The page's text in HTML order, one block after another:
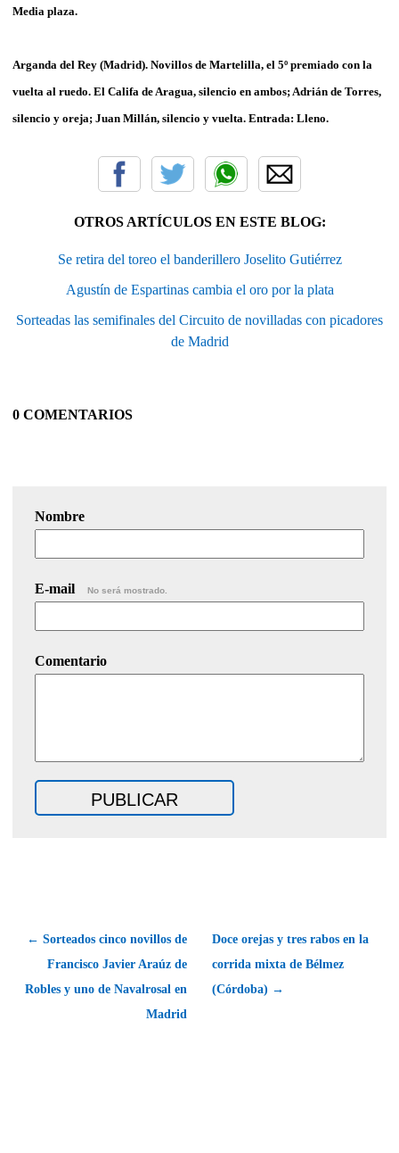
Media plaza.
Arganda del Rey (Madrid). Novillos de Martelilla, el 5º premiado con la
vuelta al ruedo. El Califa de Aragua, silencio en ambos; Adrián de Torres,
silencio y oreja; Juan Millán, silencio y vuelta. Entrada: Lleno.
OTROS ARTÍCULOS EN ESTE BLOG:
Se retira del toreo el banderillero Joselito Gutiérrez
Agustín de Espartinas cambia el oro por la plata
Sorteadas las semifinales del Circuito de novilladas con picadores
de Madrid
0 COMENTARIOS
Nombre
E-mail No será mostrado.
Comentario
← Sorteados cinco novillos de
Francisco Javier Araúz de
Robles y uno de Navalrosal en
Madrid
Doce orejas y tres rabos en la
corrida mixta de Bélmez
(Córdoba) →